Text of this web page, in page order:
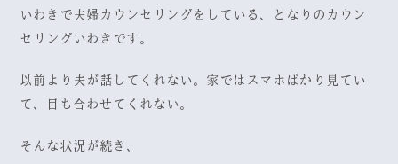
いわきで夫婦カウンセリングをしている、となりのカウン
セリングいわきです。
以前より夫が話してくれない。家ではスマホばかり見てい
て、目も合わせてくれない。
そんな状況が続き、